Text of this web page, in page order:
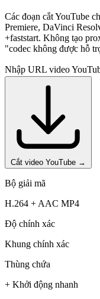
Các đoạn cắt YouTube
Premiere, DaVinci
+faststart. Không tạo
"codec không được hỗ
Nhập URL video
Cắt video YouTube →
Bộ giải mã
H.264 + AAC MP4
Độ chính xác
Khung chính xác
Thùng chứa
+ Khởi động nhanh